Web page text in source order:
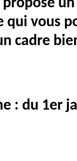
qui vous
cadre
: du 1er